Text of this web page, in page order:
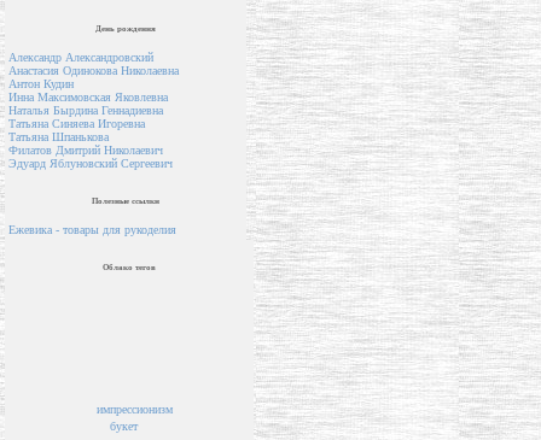
День рождения
Александр Александровский
Анастасия Одинокова Николаевна
Антон Кудин
Инна Максимовская Яковлевна
Наталья Бырдина Геннадиевна
Татьяна Синяева Игоревна
Татьяна Шпанькова
Филатов Дмитрий Николаевич
Эдуард Яблуновский Сергеевич
Полезные ссылки
Ежевика - товары для рукоделия
Облако тегов
букет
импрессионизм